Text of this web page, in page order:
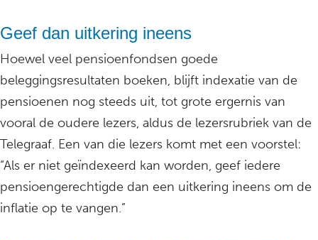
Geef dan uitkering ineens
Hoewel veel pensioenfondsen goede
beleggingsresultaten boeken, blijft indexatie van de
pensioenen nog steeds uit, tot grote ergernis van
vooral de oudere lezers, aldus de lezersrubriek van de
Telegraaf. Een van die lezers komt met een voorstel:
“Als er niet geïndexeerd kan worden, geef iedere
pensioengerechtigde dan een uitkering ineens om de
inflatie op te vangen.”